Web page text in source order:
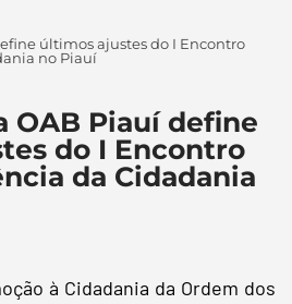
últimos ajustes do I Encontro
no Piauí
OAB Piauí define
do I Encontro
da Cidadania
à Cidadania da Ordem dos